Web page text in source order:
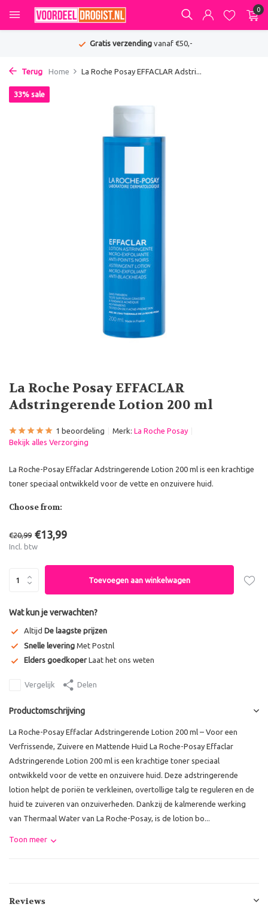
0
Gratis verzendingvanaf €50,-
Terug Home La Roche Posay EFFACLAR Adstri...
La Roche Posay EFFACLAR
Adstringerende Lotion 200 ml
33% sale
1 beoordeling Merk: La Roche Posay
Bekijk alles Verzorging
La Roche-Posay Effaclar Adstringerende Lotion 200 ml is een krachtige
toner speciaal ontwikkeld voor de vette en onzuivere huid.
Choose from:
€20,99 €13,99
Incl. btw
Toevoegen aan winkelwagen
Wat kun je verwachten?
Altijd De laagste prijzen
Snelle levering Met Postnl
Elders goedkoper Laat het ons weten
Vergelijk Delen
Productomschrijving
La Roche-Posay Effaclar Adstringerende Lotion 200 ml – Voor een
Verfrissende, Zuivere en Mattende Huid La Roche-Posay Effaclar
Adstringerende Lotion 200 ml is een krachtige toner speciaal
ontwikkeld voor de vette en onzuivere huid. Deze adstringerende
lotion helpt de poriën te verkleinen, overtollige talg te reguleren en de
huid te zuiveren van onzuiverheden. Dankzij de kalmerende werking
van Thermaal Water van La Roche-Posay, is de lotion bo...
Toon meer
Reviews